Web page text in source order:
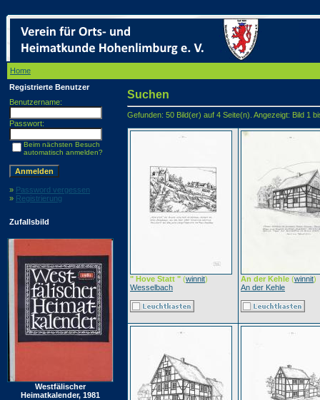
Home
Registrierte Benutzer
Benutzername:
Passwort:
Beim nächsten Besuch
automatisch anmelden?
» Password vergessen
» Registrierung
Zufallsbild
Westfälischer
Heimatkalender, 1981
Suchen
Gefunden: 50 Bild(er) auf 4 Seite(n). Angezeigt: Bild 1
" Hove Statt " (winnit)
Wesselbach
An der Kehle (winnit)
An der Kehle